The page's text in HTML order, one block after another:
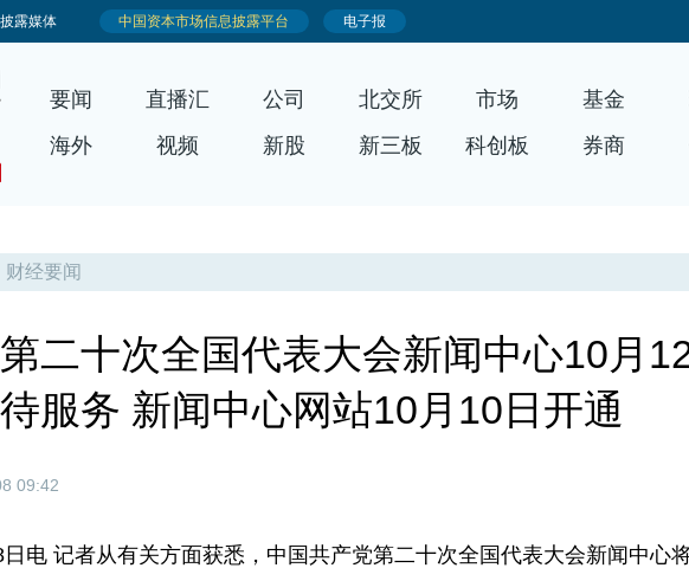
要闻 直播汇 公司 北交所 市场 基金
海外
视频 新股 新三板 科创板 券商
财经要闻
二十次全国代表大会新闻中心10月
服务 新闻中心网站10月10日开通
09:42
记者从有关方面获悉，中国共产党第二十次全国代表大会新闻中心